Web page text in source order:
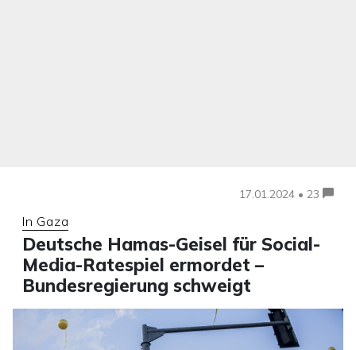
17.01.2024 • 23
In Gaza
Deutsche Hamas-Geisel für Social-
Media-Ratespiel ermordet –
Bundesregierung schweigt